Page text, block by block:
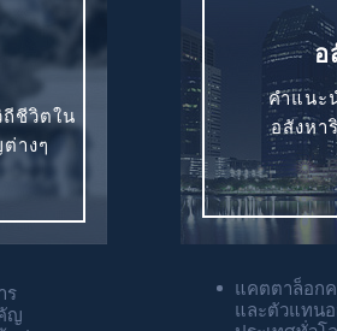
ชีวิตใน
างๆ
ร
ญ
อ
คำแนะ
อสังหา
แคตตาล็อก
และตัวแทน